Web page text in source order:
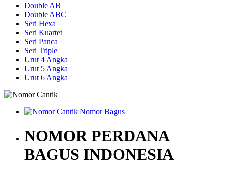
Double AB
Double ABC
Seri Hexa
Seri Kuartet
Seri Panca
Seri Triple
Urut 4 Angka
Urut 5 Angka
Urut 6 Angka
NOMOR PERDANA
BAGUS INDONESIA